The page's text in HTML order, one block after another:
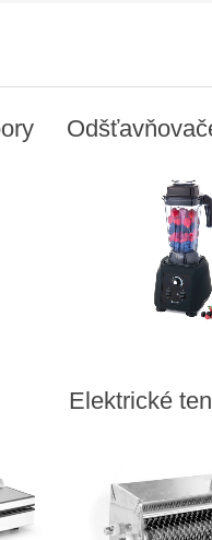
Elektrické